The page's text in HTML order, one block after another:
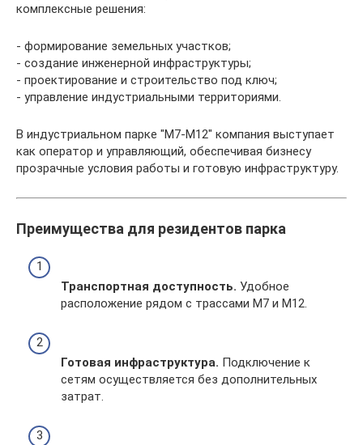
комплексные решения:
- формирование земельных участков;
- создание инженерной инфраструктуры;
- проектирование и строительство под ключ;
- управление индустриальными территориями.
В индустриальном парке "M7-M12" компания выступает
как оператор и управляющий, обеспечивая бизнесу
прозрачные условия работы и готовую инфраструктуру.
Преимущества для резидентов парка
Транспортная доступность. Удобное
расположение рядом с трассами М7 и М12.
Готовая инфраструктура. Подключение к
сетям осуществляется без дополнительных
затрат.